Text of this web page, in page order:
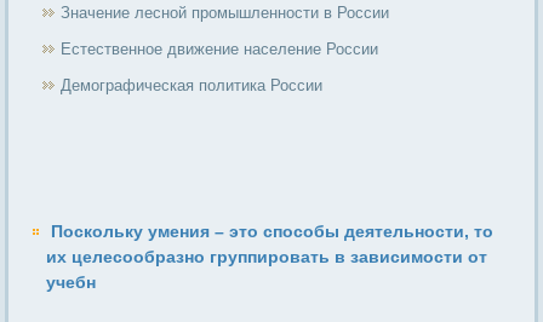
Значение лесной промышленности в России
Естественное движение население России
Демографическая политика России
Поскольку умения – это способы деятельности, то
их целесообразно группировать в зависимости от
учебн